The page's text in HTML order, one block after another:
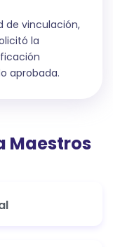
de vinculación,
la
aprobada.
Maestros